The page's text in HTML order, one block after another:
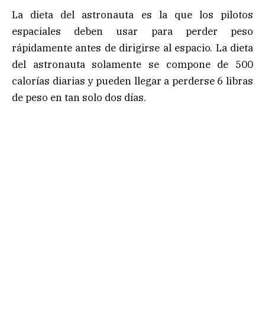
La dieta del astronauta es la que los pilotos
espaciales deben usar para perder peso
rápidamente antes de dirigirse al espacio. La dieta
del astronauta solamente se compone de 500
calorías diarias y pueden llegar a perderse 6 libras
de peso en tan solo dos días.